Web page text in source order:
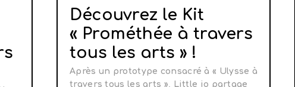
Découvrez le Kit
« Prométhée à travers
tous les arts » !
Après un prototype consacré à « Ulysse à
travers tous les arts », Little io partage